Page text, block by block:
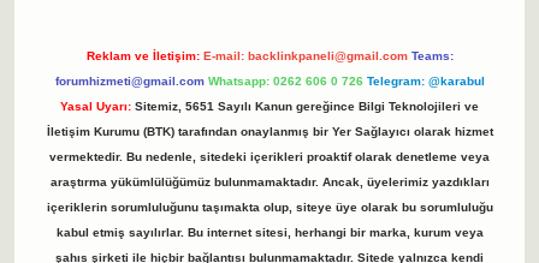
Reklam ve İletişim: E-mail: backlinkpaneli@gmail.com Teams:
forumhizmeti@gmail.com Whatsapp: 0262 606 0 726 Telegram: @karabul
Yasal Uyarı: Sitemiz, 5651 Sayılı Kanun gereğince Bilgi Teknolojileri ve
İletişim Kurumu (BTK) tarafından onaylanmış bir Yer Sağlayıcı olarak hizmet
vermektedir. Bu nedenle, sitedeki içerikleri proaktif olarak denetleme veya
araştırma yükümlülüğümüz bulunmamaktadır. Ancak, üyelerimiz yazdıkları
içeriklerin sorumluluğunu taşımakta olup, siteye üye olarak bu sorumluluğu
kabul etmiş sayılırlar. Bu internet sitesi, herhangi bir marka, kurum veya
şahıs şirketi ile hiçbir bağlantısı bulunmamaktadır. Sitede yalnızca kendi